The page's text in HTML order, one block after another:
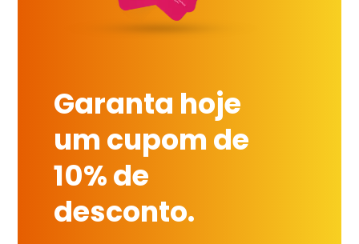
Garanta hoje
um cupom de
10% de
desconto.